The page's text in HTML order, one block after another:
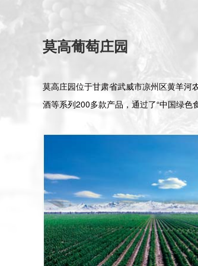
莫高葡萄庄园
莫高庄园位于甘肃省武威市凉州区黄羊河
酒等系列200多款产品，通过了“中国绿色